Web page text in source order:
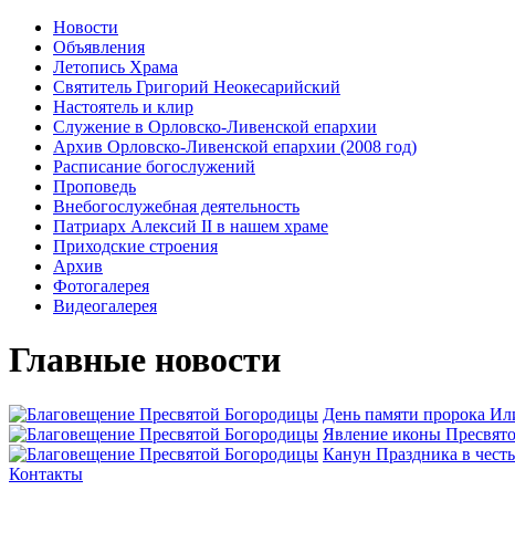
Новости
Объявления
Летопись Храма
Святитель Григорий Неокесарийский
Настоятель и клир
Служение в Орловско-Ливенской епархии
Архив Орловско-Ливенской епархии (2008 год)
Расписание богослужений
Проповедь
Внебогослужебная деятельность
Патриарх Алексий II в нашем храме
Приходские строения
Архив
Фотогалерея
Видеогалерея
Главные новости
День памяти пророка
Явлeние иконы
Канун Праздника в
Контакты